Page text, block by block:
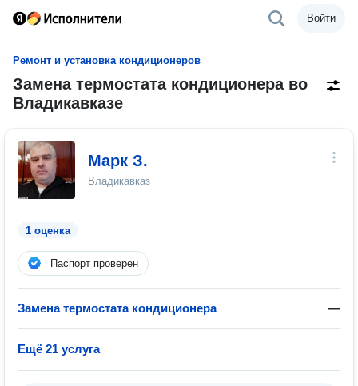
Войти
Ремонт и установка кондиционеров
Замена термостата кондиционера во
Владикавказе
Марк З.
Владикавказ
1 оценка
Паспорт проверен
Замена термостата кондиционера —
Ещё 21 услуга